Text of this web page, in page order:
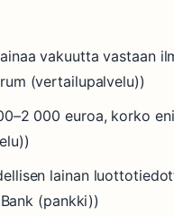
vakuutta vastaan
(vertailupalvelu))
000 euroa, korko
lainan
(pankki))